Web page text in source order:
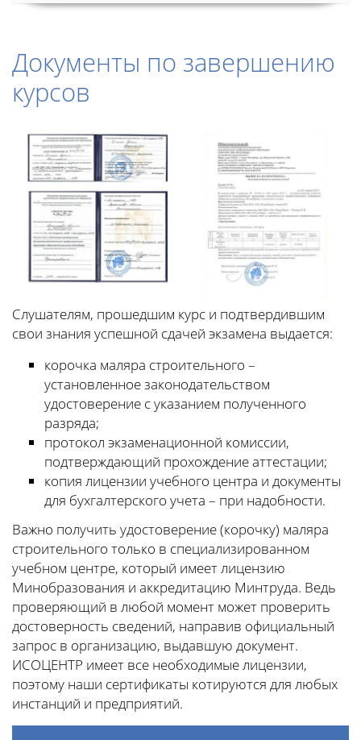
Документы по завершению
курсов
Слушателям, прошедшим курс и подтвердившим
свои знания успешной сдачей экзамена выдается:
корочка маляра строительного –
установленное законодательством
удостоверение с указанием полученного
разряда;
протокол экзаменационной комиссии,
подтверждающий прохождение аттестации;
копия лицензии учебного центра и документы
для бухгалтерского учета – при надобности.
Важно получить удостоверение (корочку) маляра
строительного только в специализированном
учебном центре, который имеет лицензию
Минобразования и аккредитацию Минтруда. Ведь
проверяющий в любой момент может проверить
достоверность сведений, направив официальный
запрос в организацию, выдавшую документ.
ИСОЦЕНТР имеет все необходимые лицензии,
поэтому наши сертификаты котируются для любых
инстанций и предприятий.